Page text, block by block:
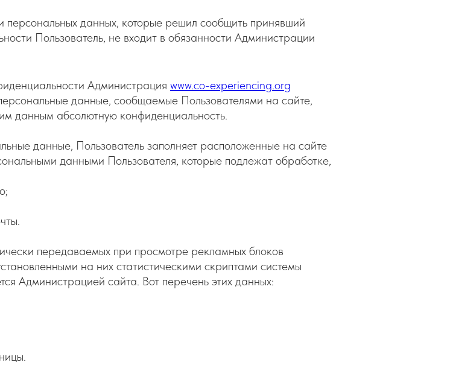
персональных данных, которые решил сообщить принявший
Пользователь, не входит в обязанности Администрации
Администрация www.co-experiencing.org
данные, сообщаемые Пользователями на сайте,
данным абсолютную конфиденциальность.
данные, Пользователь заполняет расположенные на сайте
данными Пользователя, которые подлежат обработке,
передаваемых при просмотре рекламных блоков
на них статистическими скриптами системы
Администрацией сайта. Вот перечень этих данных: